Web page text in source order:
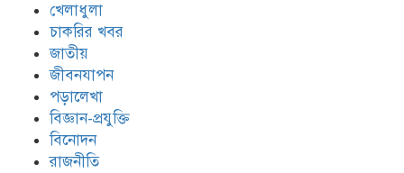
খেলাধুলা
চাকরির খবর
জাতীয়
জীবনযাপন
পড়ালেখা
বিজ্ঞান-প্রযুক্তি
বিনোদন
রাজনীতি